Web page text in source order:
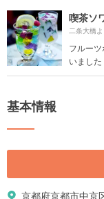
喫茶ソ
二条大橋
フルー
いました
基本情報
京都府京都市中京